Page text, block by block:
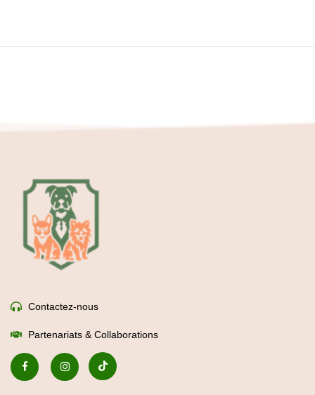
Contactez-nous
Partenariats & Collaborations